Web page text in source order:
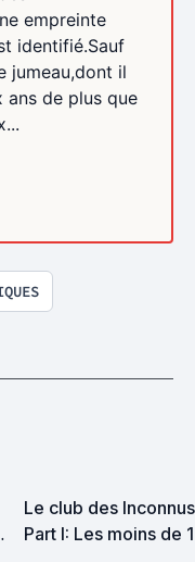
empreinte
identifié.Sauf
jumeau,dont il
de plus que
Le club des
Part I: Les moins de